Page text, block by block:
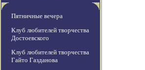
Пятничные вечера
Клуб любителей творчества
Достоевского
Клуб любителей творчества
Гайто Газданова